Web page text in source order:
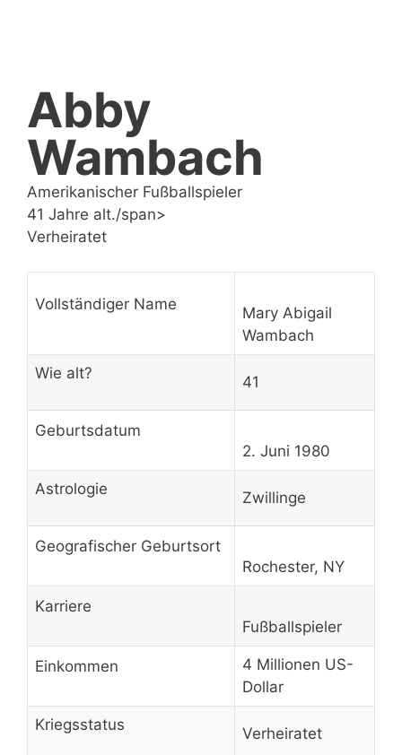
Abby
Wambach
Amerikanischer Fußballspieler
41 Jahre alt./span>
Verheiratet
Vollständiger Name
Mary Abigail
Wambach
Wie alt? 41
Geburtsdatum
2. Juni 1980
Astrologie Zwillinge
Geografischer Geburtsort
Rochester, NY
Karriere
Fußballspieler
Einkommen
4 Millionen US-
Dollar
Kriegsstatus Verheiratet